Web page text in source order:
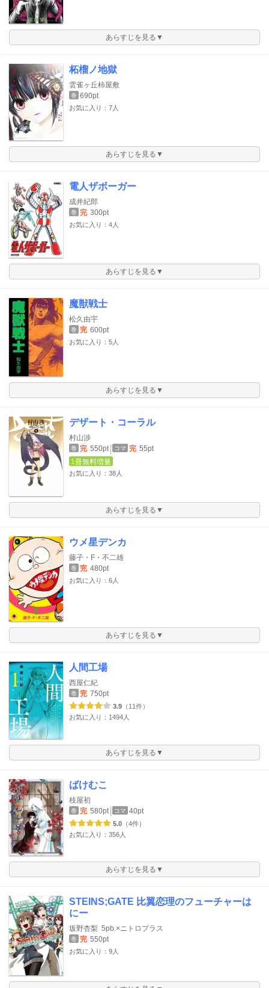
あらすじを見る▼
柘榴ノ地獄
雲雀ヶ丘柿屋敷
巻 690pt
お気に入り：7人
あらすじを見る▼
電人ザボーガー
成井紀郎
巻 完 300pt
お気に入り：4人
あらすじを見る▼
魔獣戦士
松久由宇
巻 完 600pt
お気に入り：5人
あらすじを見る▼
デザート・コーラル
村山渉
巻 完 550pt コマ 完 55pt
1冊無料増量
お気に入り：38人
あらすじを見る▼
ウメ星デンカ
藤子・F・不二雄
巻 完 480pt
お気に入り：6人
あらすじを見る▼
人間工場
西屋仁紀
巻 完 750pt
3.9 （11件）
お気に入り：1494人
あらすじを見る▼
ばけむこ
枝屋初
巻 完 580pt コマ 40pt
5.0 （4件）
お気に入り：356人
あらすじを見る▼
STEINS;GATE 比翼恋理のフューチャーは
にー
坂野杏梨 5pb.×ニトロプラス
巻 完 550pt
お気に入り：9人